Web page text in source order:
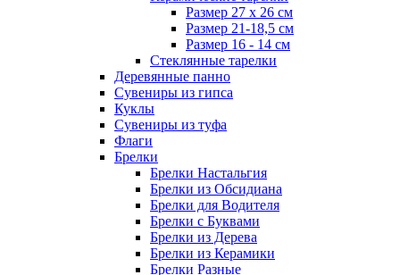
Размер 27 х 26 см
Размер 21-18,5 см
Размер 16 - 14 см
Стеклянные тарелки
Деревянные панно
Сувениры из гипса
Куклы
Сувениры из туфа
Флаги
Брелки
Брелки Настальгия
Брелки из Обсидиана
Брелки для Водителя
Брелки с Буквами
Брелки из Дерева
Брелки из Керамики
Брелки Разные